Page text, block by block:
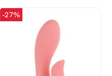
-27%